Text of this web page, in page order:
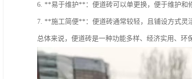
6. **易于维护**：便道砖可以单更换，便于维护和
7. **施工简便**：便道砖通常较轻，且铺设方式灵
总体来说，便道砖是一种功能多样、经济实用、环